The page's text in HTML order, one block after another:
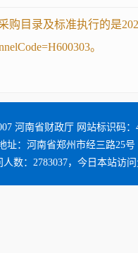
目录及标准执行的是
。
河南省财政厅 网站标识码：
址：河南省郑州市经三路25号
数：2783037，今日本站访